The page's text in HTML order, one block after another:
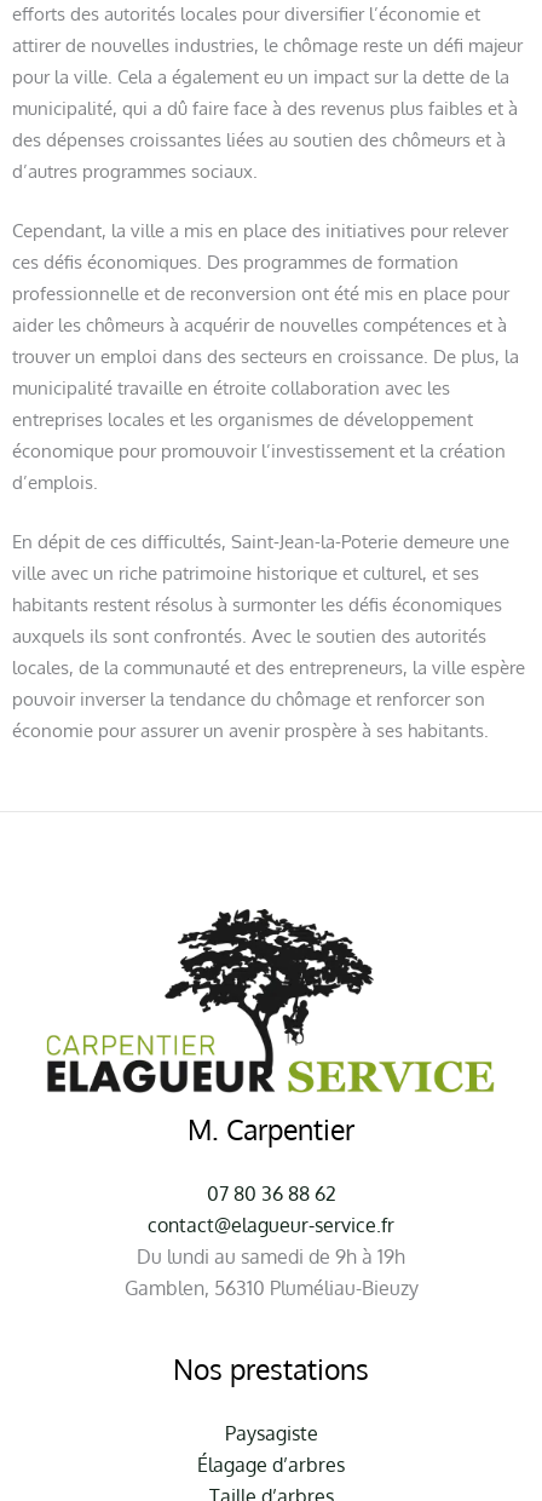
efforts des autorités locales pour diversifier l’économie et
attirer de nouvelles industries, le chômage reste un défi majeur
pour la ville. Cela a également eu un impact sur la dette de la
municipalité, qui a dû faire face à des revenus plus faibles et à
des dépenses croissantes liées au soutien des chômeurs et à
d’autres programmes sociaux.
Cependant, la ville a mis en place des initiatives pour relever
ces défis économiques. Des programmes de formation
professionnelle et de reconversion ont été mis en place pour
aider les chômeurs à acquérir de nouvelles compétences et à
trouver un emploi dans des secteurs en croissance. De plus, la
municipalité travaille en étroite collaboration avec les
entreprises locales et les organismes de développement
économique pour promouvoir l’investissement et la création
d’emplois.
En dépit de ces difficultés, Saint-Jean-la-Poterie demeure une
ville avec un riche patrimoine historique et culturel, et ses
habitants restent résolus à surmonter les défis économiques
auxquels ils sont confrontés. Avec le soutien des autorités
locales, de la communauté et des entrepreneurs, la ville espère
pouvoir inverser la tendance du chômage et renforcer son
économie pour assurer un avenir prospère à ses habitants.
M. Carpentier
07 80 36 88 62
contact@elagueur-service.fr
Du lundi au samedi de 9h à 19h
Gamblen, 56310 Pluméliau-Bieuzy
Nos prestations
Paysagiste
Élagage d’arbres
Taille d’arbres